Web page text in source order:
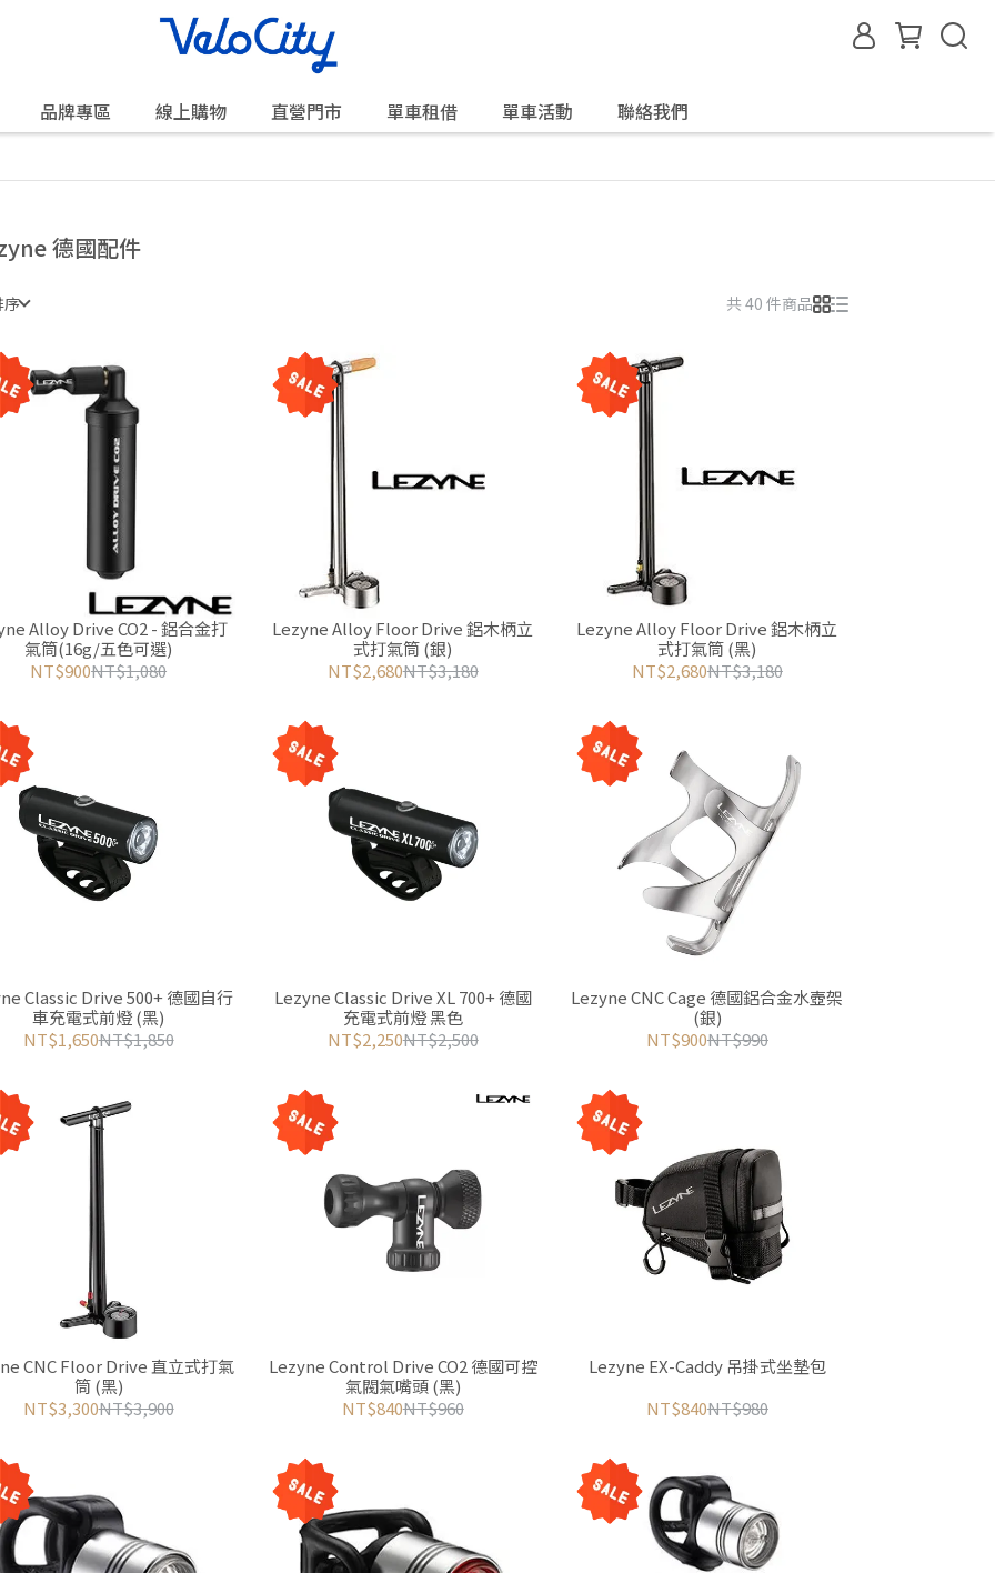
品牌專區 線上購物 直營門市 單車租借 單車活動 聯絡我們
德國配件
序 共 40 件商品
Alloy Drive CO2 - 鋁合金打
氣筒(16g/五色可選)
NT$900NT$1,080
Lezyne Alloy Floor Drive 鋁木柄立
式打氣筒 (銀)
NT$2,680NT$3,180
Lezyne Alloy Floor Drive 鋁木柄立
式打氣筒 (黑)
NT$2,680NT$3,180
Classic Drive 500+ 德國自行
車充電式前燈 (黑)
NT$1,650NT$1,850
Lezyne Classic Drive XL 700+ 德國
充電式前燈 黑色
NT$2,250NT$2,500
Lezyne CNC Cage 德國鋁合金水壺架
(銀)
NT$900NT$990
CNC Floor Drive 直立式打氣
筒 (黑)
NT$3,300NT$3,900
Lezyne Control Drive CO2 德國可控
氣閥氣嘴頭 (黑)
NT$840NT$960
Lezyne EX-Caddy 吊掛式坐墊包
NT$840NT$980